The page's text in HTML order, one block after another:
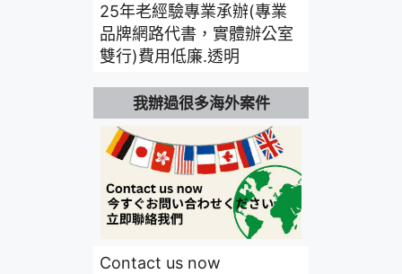
25年老經驗專業承辦(專業
品牌網路代書，實體辦公室
雙行)費用低廉.透明
我辦過很多海外案件
Contact us now